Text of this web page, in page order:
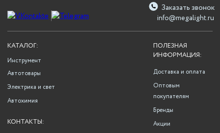
info@megalight.ru
Заказать звонок
ПОЛЕЗНАЯ
ИНФОРМАЦИЯ:
Доставка и оплата
Оптовым
покупателям
Бренды
Акции
КАТАЛОГ:
Инструмент
Автотовары
Электрика и свет
Автохимия
КОНТАКТЫ: